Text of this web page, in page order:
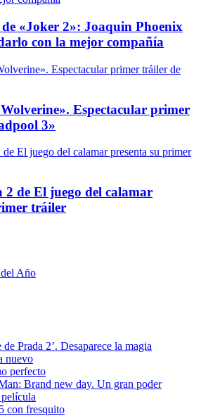
«Joker 2»: Joaquin Phoenix
con la mejor compañía
Espectacular primer
3»
2 de El juego del calamar
tráiler
Año
Prada 2’. Desaparece la magia
nuevo
perfecto
Brand new day. Un gran poder
con fresquito